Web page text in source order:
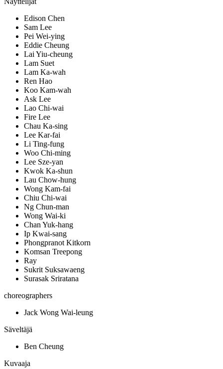
Edison Chen
Sam Lee
Pei Wei-ying
Eddie Cheung
Lai Yiu-cheung
Lam Suet
Lam Ka-wah
Ren Hao
Koo Kam-wah
Ask Lee
Lao Chi-wai
Fire Lee
Chau Ka-sing
Lee Kar-fai
Li Ting-fung
Woo Chi-ming
Lee Sze-yan
Kwok Ka-shun
Lau Chow-hung
Wong Kam-fai
Chiu Chi-wai
Ng Chun-man
Wong Wai-ki
Chan Yuk-hang
Ip Kwai-sang
Phongpranot Kitkorn
Komsan Treepong
Ray
Sukrit Suksawaeng
Surasak Sriratana
choreographers
Jack Wong Wai-leung
Säveltäjä
Ben Cheung
Kuvaaja